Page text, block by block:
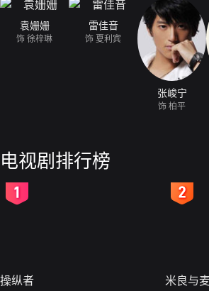
袁姗姗
饰 徐梓琳
雷佳音
饰 夏利宾
张峻宁
饰 柏平
电视剧排行榜
操纵者 米良与